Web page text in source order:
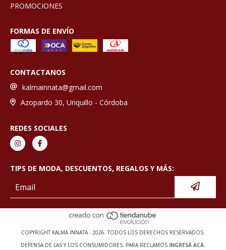
PROMOCIONES
FORMAS DE ENVÍO
CONTACTANOS
kalmainnata@gmail.com
Azopardo 30, Unquillo - Córdoba
REDES SOCIALES
TIPS DE MODA, DESCUENTOS, REGALOS Y MÁS:
COPYRIGHT KALMA INNATA - 2026. TODOS LOS DERECHOS RESERVADOS.
DEFENSA DE LAS Y LOS CONSUMIDORES. PARA RECLAMOS INGRESÁ ACÁ.